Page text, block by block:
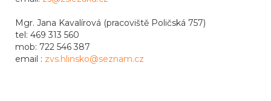
Mgr. Jana Kavalírová (pracoviště Poličská 757)
tel: 469 313 560
mob: 722 546 387
email : zvs.hlinsko@seznam.cz